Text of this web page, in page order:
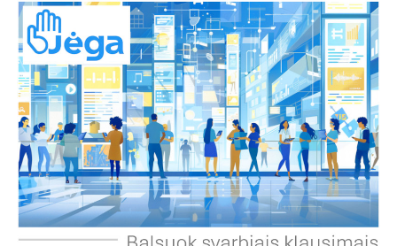
dviratininkams. Gyventojai ragina atlikti techninę,
ekonominę ir transporto analizę, organizuoti viešas
konsultacijas ir integruoti projektą į ilgalaikius miesto
planus, siekiant užtikrinti transporto sistemos patikimumą
ir prisitaikymą prie sparčiai augančio miesto poreikių.